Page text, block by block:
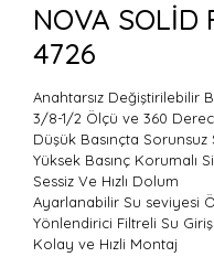
NOVA SOLİD
4726
Anahtarsız Değiştirilebilir
3/8-1/2 Ölçü ve 360
Düşük Basınçta
Yüksek Basınç Korumalı
Sessiz Ve Hızlı Dolum
Ayarlanabilir Su seviyesi
Yönlendirici Filtreli Su Girişi
Kolay ve Hızli Montaj